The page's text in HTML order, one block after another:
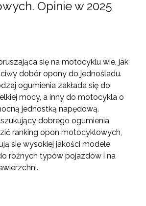
Opinie w 2025
się na motocyklu wie, jak
dobór opony do jednośladu.
ogumienia zakłada się do
mocy, a inny do motocykla o
jednostką napędową.
dobrego ogumienia
ranking opon motocyklowych,
się wysokiej jakości modele
różnych typów pojazdów i na